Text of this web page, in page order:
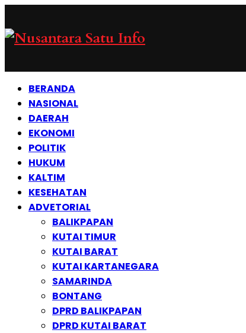
BERANDA
NASIONAL
DAERAH
EKONOMI
POLITIK
HUKUM
KALTIM
KESEHATAN
ADVETORIAL
BALIKPAPAN
KUTAI TIMUR
KUTAI BARAT
KUTAI KARTANEGARA
SAMARINDA
BONTANG
DPRD BALIKPAPAN
DPRD KUTAI BARAT